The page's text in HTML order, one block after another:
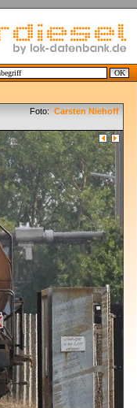
Foto: Carsten Niehoff